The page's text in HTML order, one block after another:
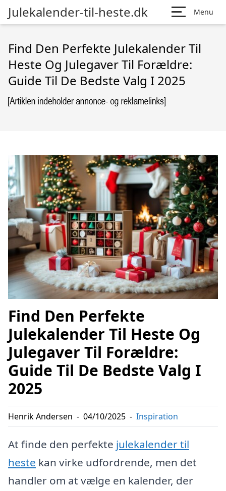
Julekalender-til-heste.dk Menu
Find Den Perfekte Julekalender Til
Heste Og Julegaver Til Forældre:
Guide Til De Bedste Valg I 2025
Find Den Perfekte
Julekalender Til Heste Og
Julegaver Til Forældre:
Guide Til De Bedste Valg I
2025
Henrik Andersen - 04/10/2025 - Inspiration
At finde den perfekte julekalender til
heste kan virke udfordrende, men det
handler om at vælge en kalender, der